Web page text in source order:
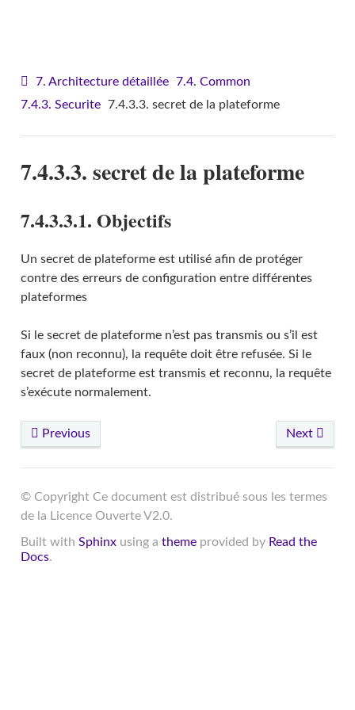
7. Architecture détaillée 7.4. Common
7.4.3. Securite 7.4.3.3. secret de la plateforme
7.4.3.3. secret de la plateforme
7.4.3.3.1. Objectifs
Un secret de plateforme est utilisé afin de protéger
contre des erreurs de configuration entre différentes
plateformes
Si le secret de plateforme n’est pas transmis ou s’il est
faux (non reconnu), la requête doit être refusée. Si le
secret de plateforme est transmis et reconnu, la requête
s’exécute normalement.
Previous Next
© Copyright Ce document est distribué sous les termes
de la Licence Ouverte V2.0.
Built with Sphinxusing a themeprovided by Read the
Docs.